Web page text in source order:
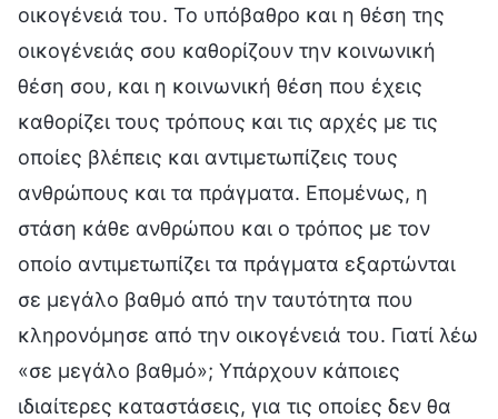
οικογένειά του. Το υπόβαθρο και η θέση της
οικογένειάς σου καθορίζουν την κοινωνική
θέση σου, και η κοινωνική θέση που έχεις
καθορίζει τους τρόπους και τις αρχές με τις
οποίες βλέπεις και αντιμετωπίζεις τους
ανθρώπους και τα πράγματα. Επομένως, η
στάση κάθε ανθρώπου και ο τρόπος με τον
οποίο αντιμετωπίζει τα πράγματα εξαρτώνται
σε μεγάλο βαθμό από την ταυτότητα που
κληρονόμησε από την οικογένειά του. Γιατί λέω
«σε μεγάλο βαθμό»; Υπάρχουν κάποιες
ιδιαίτερες καταστάσεις, για τις οποίες δεν θα